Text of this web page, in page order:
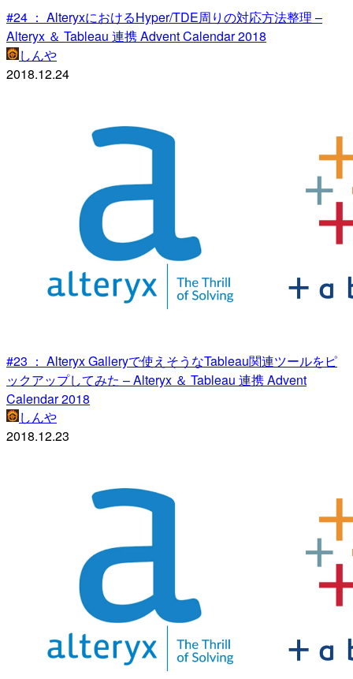
#24 ： AlteryxにおけるHyper/TDE周りの対応方法整理 –
Alteryx ＆ Tableau 連携 Advent Calendar 2018
しんや
2018.12.24
#23 ： Alteryx Galleryで使えそうなTableau関連ツールをピ
ックアップしてみた – Alteryx ＆ Tableau 連携 Advent
Calendar 2018
しんや
2018.12.23